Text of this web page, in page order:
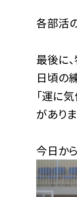
各部活
最後に
日頃の
「運に
がありま
今日か